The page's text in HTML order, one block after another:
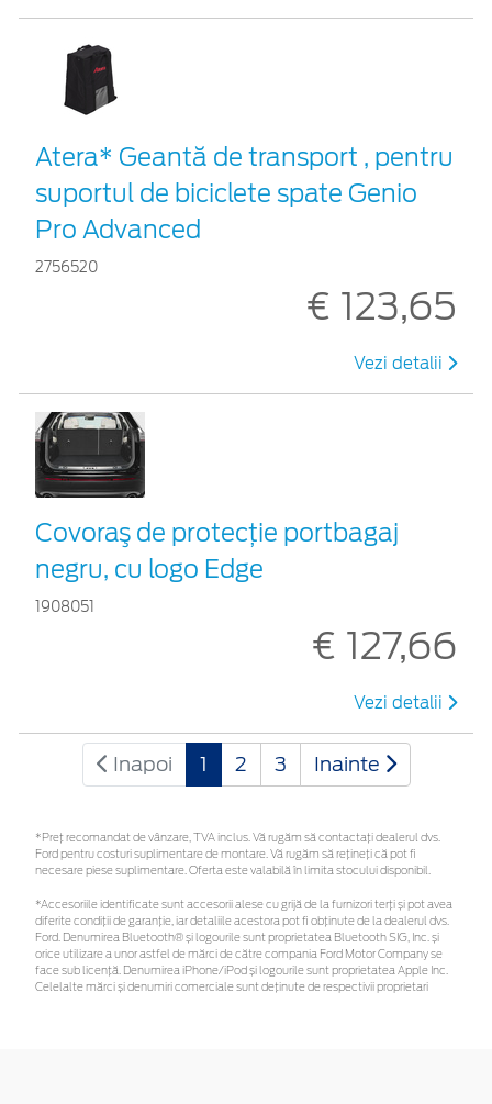
Atera* Geantă de transport , pentru
suportul de biciclete spate Genio
Pro Advanced
2756520
€ 123,65
Vezi detalii
Covoraş de protecţie portbagaj
negru, cu logo Edge
1908051
€ 127,66
Vezi detalii
Inapoi 1 2 3 Inainte
*Preţ recomandat de vânzare, TVA inclus. Vă rugăm să contactaţi dealerul dvs.
Ford pentru costuri suplimentare de montare. Vă rugăm să rețineți că pot fi
necesare piese suplimentare. Oferta este valabilă în limita stocului disponibil.
*Accesoriile identificate sunt accesorii alese cu grijă de la furnizori terți și pot avea
diferite condiții de garanție, iar detaliile acestora pot fi obținute de la dealerul dvs.
Ford. Denumirea Bluetooth® și logourile sunt proprietatea Bluetooth SIG, Inc. și
orice utilizare a unor astfel de mărci de către compania Ford Motor Company se
face sub licență. Denumirea iPhone/iPod și logourile sunt proprietatea Apple Inc.
Celelalte mărci și denumiri comerciale sunt deținute de respectivii proprietari